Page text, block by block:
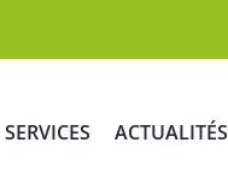
SERVICES ACTUALITÉS